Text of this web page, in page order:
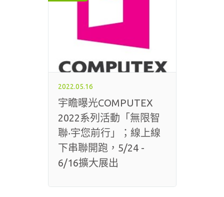
2022.05.16
宇瞻曝光COMPUTEX
2022系列活動「無限智
聯‧宇您前行」；線上線
下串聯開跑，5/24 -
6/16擴大展出